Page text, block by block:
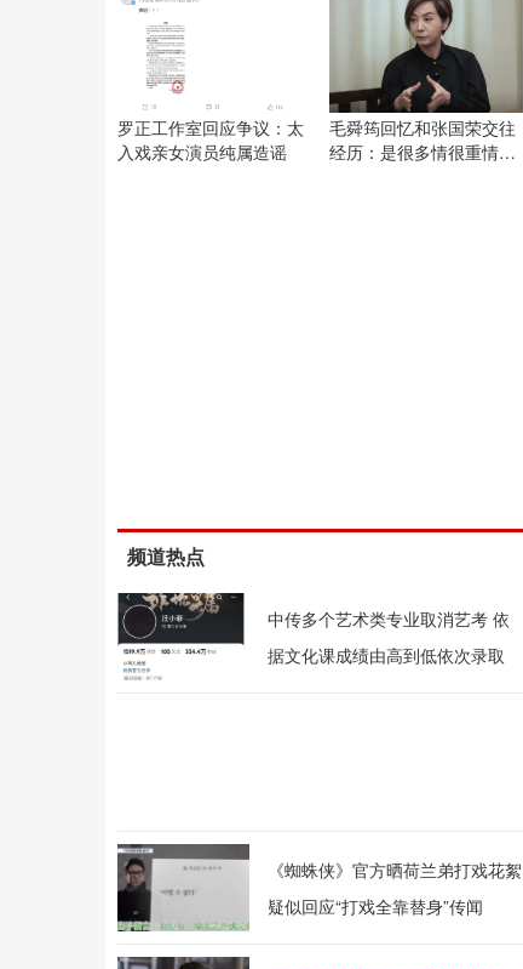
罗正工作室回应争议：太
入戏亲女演员纯属造谣
毛舜筠回忆和张国荣交往
经历：是很多情很重情的
频道热点
中传多个艺术类专业取消艺考 依
据文化课成绩由高到低依次录取
《蜘蛛侠》官方晒荷兰弟打戏花絮
疑似回应“打戏全靠替身”传闻